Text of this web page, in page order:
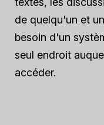
de quelqu'un et
besoin d'un
seul endroit
accéder.